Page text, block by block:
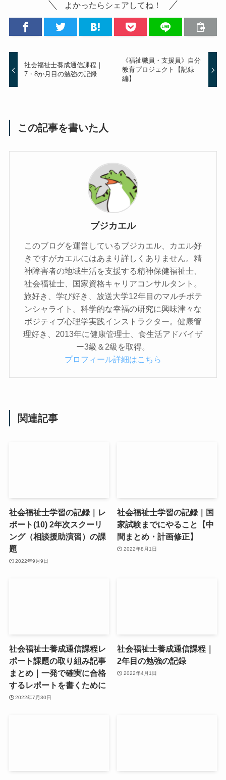
よかったらシェアしてね！
社会福祉士養成通信課程｜
7・8か月目の勉強の記録
《福祉職員・支援員》自分
教育プロジェクト【記録
編】
この記事を書いた人
ブジカエル
このブログを運営しているブジカエル、カエル好
きですがカエルにはあまり詳しくありません。精
神障害者の地域生活を支援する精神保健福祉士、
社会福祉士、国家資格キャリアコンサルタント。
旅好き、学び好き、放送大学12年目のマルチポテ
ンシャライト。科学的な幸福の研究に興味津々な
ポジティブ心理学実践インストラクター。健康管
理好き、2013年に健康管理士、食生活アドバイザ
ー3級＆2級を取得。
プロフィール詳細はこちら
関連記事
社会福祉士学習の記録｜レ
ポート(10) 2年次スクーリ
ング（相談援助演習）の課
題
2022年9月9日
社会福祉士学習の記録｜国
家試験までにやること【中
間まとめ・計画修正】
2022年8月1日
社会福祉士養成通信課程レ
ポート課題の取り組み記事
まとめ｜一発で確実に合格
するレポートを書くために
2022年7月30日
社会福祉士養成通信課程｜
2年目の勉強の記録
2022年4月1日